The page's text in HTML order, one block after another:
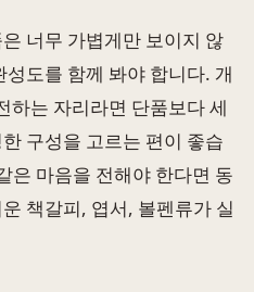
너무 가볍게만 보이지 않
도를 함께 봐야 합니다. 개
하는 자리라면 단품보다 세
구성을 고르는 편이 좋습
은 마음을 전해야 한다면 동
책갈피, 엽서, 볼펜류가 실